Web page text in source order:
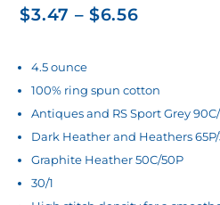
$3.47 – $6.56Price
through
$6.56
4.5 ounce
100% ring spun cotton
Antiques and RS Sport Grey
Dark Heather and Heathers 65P/
Graphite Heather 50C/50P
30/1